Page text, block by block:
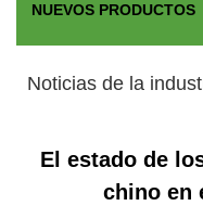
NUEVOS PRODUCTOS
Noticias de la
El estado de
chino en